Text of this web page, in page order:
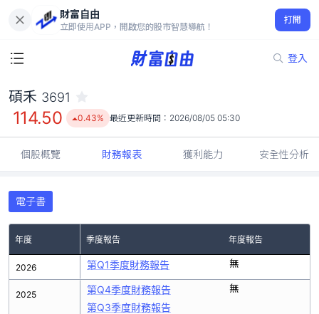
財富自由
立即使用APP，開啟您的股市智慧導航！
打開
登入
114.50
0.43%
碩禾 3691
114.50 0.43% 最近更新時間： 2026/08/05 05:30
個股概覽 財務報表 獲利能力 安全性分析
電子書
年度 季度報告 年度報告
2026
2025
第Q1季度財務報告 無
第Q4季度財務報告
第Q3季度財務報告
無